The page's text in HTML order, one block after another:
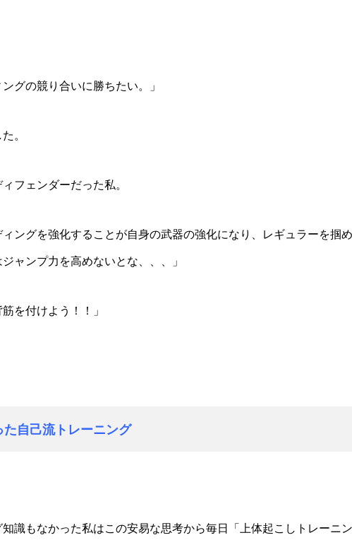
ングの競り合いに勝ちたい。」
。
フェンダーだった私。
ングを強化することが自身の武器の強化になり、レギュラーを掴
ャンプ力を高めないとな、、、」
を付けよう！！」
た自己流トレーニング
識もなかった私はこの安易な思考から毎日「上体起こしトレーニ